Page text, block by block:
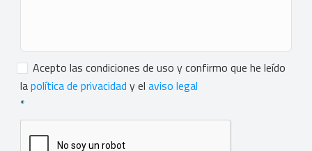
Consentimiento*
Acepto las condiciones de uso y confirmo que he leído
lapolítica de privacidad y el aviso legal
*